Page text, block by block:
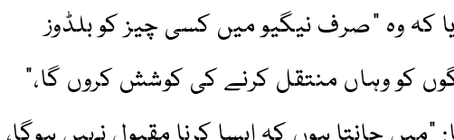
کہ وہ "صرف نیگیو میں کسی چیز کو بلڈوز
کو وہاں منتقل کرنے کی کوشش کروں گا،”